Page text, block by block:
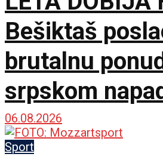
Bešiktaš
brutalnu
srpskom
trku se uključio
Atletiko Madrid!
06.08.2026
Sport